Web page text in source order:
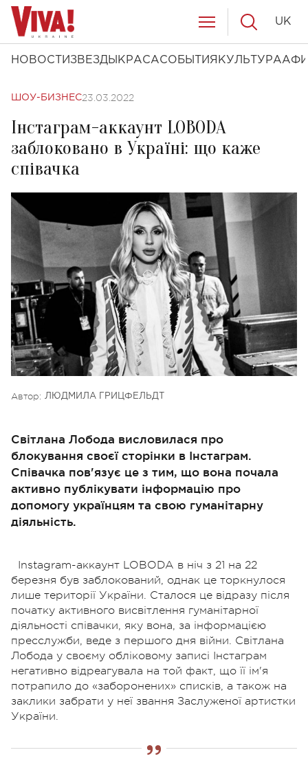
НОВОСТИ ЗВЕЗДЫ КРАСАСОБЫТИЯ КУЛЬТУРА
UK
ШОУ-БИЗНЕС23.03.2022
Інстаграм-аккаунт LOBODA
заблоковано в Україні: що каже
співачка
Автор: ЛЮДМИЛА ГРИЦФЕЛЬДТ
Світлана Лобода висловилася про
блокування своєї сторінки в Інстаграм.
Співачка пов'язує це з тим, що вона почала
активно публікувати інформацію про
допомогу українцям та свою гуманітарну
діяльність.
Instagram-аккаунт LOBODA в ніч з 21 на 22
березня був заблокований, однак це торкнулося
лише території України. Сталося це відразу після
початку активного висвітлення гуманітарної
діяльності співачки, яку вона, за інформацією
пресслужби, веде з першого дня війни. Світлана
Лобода у своєму обліковому записі Інстаграм
негативно відреагувала на той факт, що її ім'я
потрапило до «заборонених» списків, а також на
заклики забрати у неї звання Заслуженої артистки
України.